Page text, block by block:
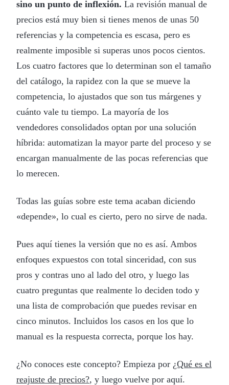
sino un punto de inflexión. La revisión manual de
precios está muy bien si tienes menos de unas 50
referencias y la competencia es escasa, pero es
realmente imposible si superas unos pocos cientos.
Los cuatro factores que lo determinan son el tamaño
del catálogo, la rapidez con la que se mueve la
competencia, lo ajustados que son tus márgenes y
cuánto vale tu tiempo. La mayoría de los
vendedores consolidados optan por una solución
híbrida: automatizan la mayor parte del proceso y se
encargan manualmente de las pocas referencias que
lo merecen.
Todas las guías sobre este tema acaban diciendo
«depende», lo cual es cierto, pero no sirve de nada.
Pues aquí tienes la versión que no es así. Ambos
enfoques expuestos con total sinceridad, con sus
pros y contras uno al lado del otro, y luego las
cuatro preguntas que realmente lo deciden todo y
una lista de comprobación que puedes revisar en
cinco minutos. Incluidos los casos en los que lo
manual es la respuesta correcta, porque los hay.
¿No conoces este concepto? Empieza por ¿Qué es el
reajuste de precios?, y luego vuelve por aquí.